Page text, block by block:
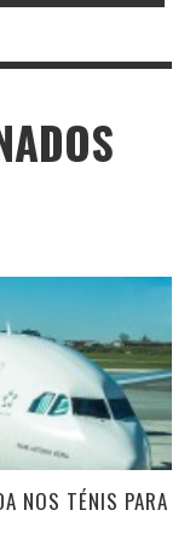
NOS TÉNIS PARA